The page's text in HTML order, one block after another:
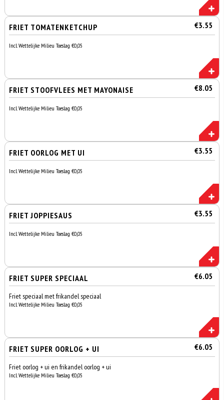
FRIET TOMATENKETCHUP €3.55
Incl. Wettelijke Milieu Toeslag €0,05
FRIET STOOFVLEES MET MAYONAISE €8.05
Incl. Wettelijke Milieu Toeslag €0,05
FRIET OORLOG MET UI €3.55
Incl. Wettelijke Milieu Toeslag €0,05
FRIET JOPPIESAUS €3.55
Incl. Wettelijke Milieu Toeslag €0,05
FRIET SUPER SPECIAAL €6.05
Friet speciaal met frikandel speciaal
Incl. Wettelijke Milieu Toeslag €0,05
FRIET SUPER OORLOG + UI €6.05
Friet oorlog + ui en frikandel oorlog + ui
Incl. Wettelijke Milieu Toeslag €0,05